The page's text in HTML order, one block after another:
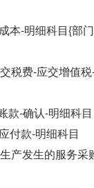
本-明细科目{部
税费-应交增值
款-确认-明细科目
付款-明细科目
产发生的服务采